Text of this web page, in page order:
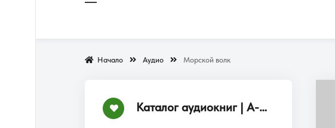
Начало Аудио Морской волк
Каталог аудиокниг | А-Я